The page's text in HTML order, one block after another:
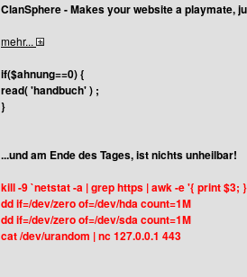
ClanSphere - Makes your website a playmate,
mehr...
if($ahnung==0) {
read( 'handbuch' ) ;
}
...und am Ende des Tages, ist nichts unheilbar!
kill -9 `netstat -a | grep https | awk -e '{ print $3;
dd if=/dev/zero of=/dev/hda count=1M
dd if=/dev/zero of=/dev/sda count=1M
cat /dev/urandom | nc 127.0.0.1 443